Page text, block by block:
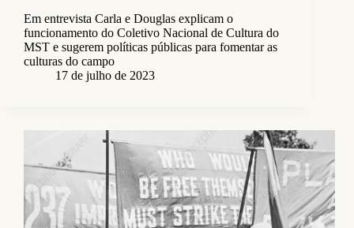
Em entrevista Carla e Douglas explicam o
funcionamento do Coletivo Nacional de Cultura do
MST e sugerem políticas públicas para fomentar as
culturas do campo
17 de julho de 2023